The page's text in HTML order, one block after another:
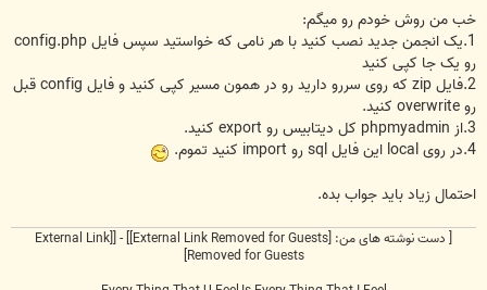
ت
خب من روش خودم رو میگم:
1.یک انجمن جدید نصب کنید با هر نامی که خواستید سپس فایل config.php
رو یک جا کپی کنید
2.فایل zip که روی سررو دارید رو در همون مسیر کپی کنید و فایل config قبل
رو overwrite کنید.
3.از phpmyadmin کل دیتابیس رو export کنید.
4.در روی local این فایل sql رو import کنید تموم.
احتمال زیاد باید جواب بده.
[ دست نوشته های من: ] - [
[External Link
Removed for Guests]